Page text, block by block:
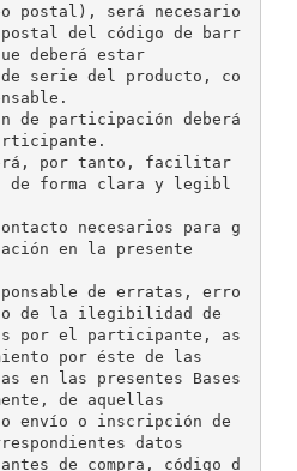
postal), será necesario
del código de barr
deberá estar
serie del producto, co
de participación deberá
por tanto, facilitar
de forma clara y legibl
necesarios para g
en la presente
de erratas, erro
o de la ilegibilidad de
por el participante, as
por éste de las
en las presentes Bases
de aquellas
envío o inscripción de
datos
de compra, código d